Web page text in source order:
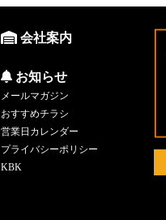
会社案内
お知らせ
メールマガジン
おすすめチラシ
営業日カレンダー
プライバシーポリシー
KBK